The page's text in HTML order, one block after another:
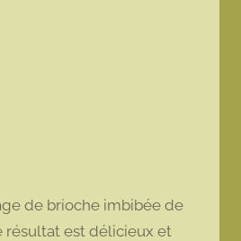
de brioche imbibée de
résultat est délicieux et